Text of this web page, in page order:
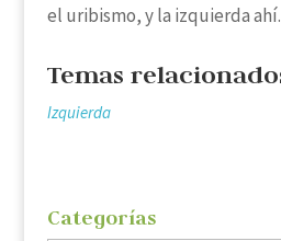
el uribismo, y la izquierda
Temas
Izquierda
Categorías